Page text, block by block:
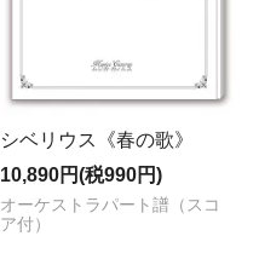
シベリウス《春の歌》
10,890円(税990円)
オーケストラパート譜（スコ
ア付）